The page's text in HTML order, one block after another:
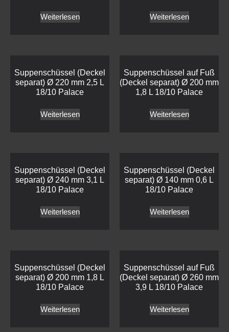
Weiterlesen Weiterlesen
Suppenschüssel (Deckel
separat) Ø 220 mm 2,5 L
18/10 Palace
Weiterlesen
Suppenschüssel auf Fuß
(Deckel separat) Ø 200 mm
1,8 L 18/10 Palace
Weiterlesen
Suppenschüssel (Deckel
separat) Ø 240 mm 3,1 L
18/10 Palace
Weiterlesen
Suppenschüssel (Deckel
separat) Ø 140 mm 0,6 L
18/10 Palace
Weiterlesen
Suppenschüssel (Deckel
separat) Ø 200 mm 1,8 L
18/10 Palace
Weiterlesen
Suppenschüssel auf Fuß
(Deckel separat) Ø 260 mm
3,9 L 18/10 Palace
Weiterlesen